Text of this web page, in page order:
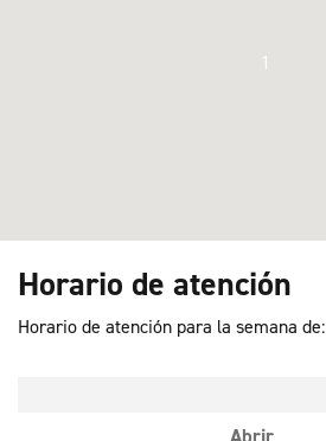
1
Horario de atención
Horario de atención para la semana de: